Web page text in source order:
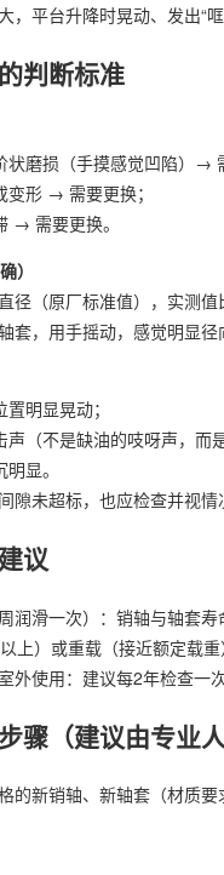
，平台升降时晃动、发出“
判断标准
磨损（手摸感觉凹陷）→
形 → 需要更换；
→ 需要更换。
）
径（原厂标准值），实测
套，用手摇动，感觉明显径
明显晃动；
（不是缺油的吱呀声，而是
显。
隙未超标，也应检查并视情
议
润滑一次）：销轴与轴套寿
上）或重载（接近额定载重
外使用：建议每2年检查一
骤（建议由专业人
的新销轴、新轴套（材质